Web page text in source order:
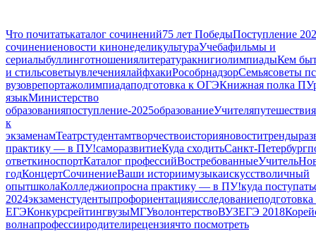
Что почитатькаталог сочинений75 лет ПобедыПоступление
сочинениеновости кинонеделикультураУчебафильмы и
сериалыбуллинготношениялитературакнигиолимпиадыКем
и стильсоветыувлечениялайфхакиРособрнадзорСемьясоветы
вузоврепортажолимпиадаподготовка к ОГЭКнижная полка ПУ
языкМинистерство
образованияпоступление-2025образованиеУчителяпутешествия
к
экзаменамТеатрстудентамтворчествоисторияновоститренды
практику — в ПУ!саморазвитиеКуда сходитьСанкт-Петербург
ответкиноспортКаталог профессийВостребованныеУчитель
годКонцертСочинениеВаши историимузыкаискусстволичный
опытшколаКолледжиопросна практику — в ПУ!куда поступать
2024экзаменстудентыпрофориентацияисследованиеподготовка
ЕГЭКонкурсрейтингвузыМГУволонтерствоВУЗЕГЭ 2018
волнапрофессииродителирецензиячто посмотреть